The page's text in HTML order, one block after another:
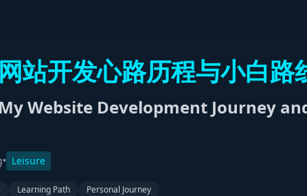
站开发心路历程与小白路
Website Development Journey
• Leisure
Learning Path Personal Journey